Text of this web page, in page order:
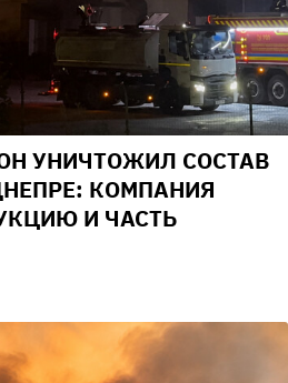
УНИЧТОЖИЛ СОСТАВ
КОМПАНИЯ
И ЧАСТЬ